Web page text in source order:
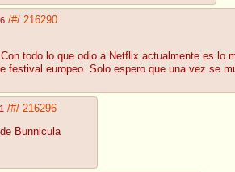
/#/ 216290
todo lo que odio a Netflix actualmente es
festival europeo. Solo espero que una vez se
/#/ 216296
Bunnicula